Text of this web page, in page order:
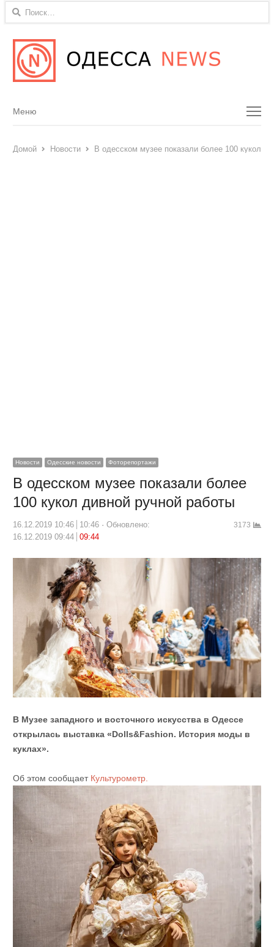
Найти:
Menu
Меню
Домой Новости В одесском музее показали более 100 кукол
Новости Одесские новости Фоторепортажи
В одесском музее показали более
100 кукол дивной ручной работы
16.12.2019 10:46 10:46
Обновлено:
16.12.2019 09:44
09:44
3173
В Музее западного и восточного искусства в Одессе
открылась выставка «Dolls&Fashion. История моды в
куклах».
Об этом сообщает Культурометр.